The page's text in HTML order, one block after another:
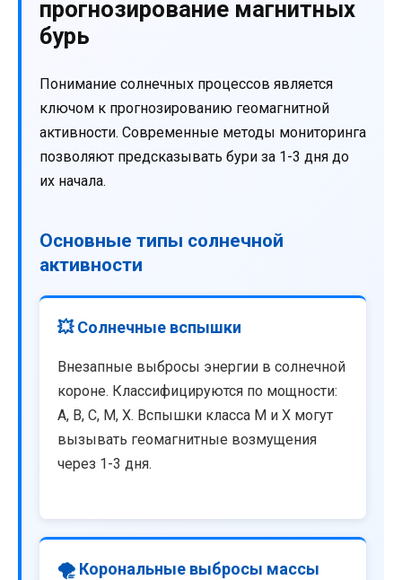
прогнозирование магнитных
бурь
Понимание солнечных процессов является
ключом к прогнозированию геомагнитной
активности. Современные методы мониторинга
позволяют предсказывать бури за 1-3 дня до
их начала.
Основные типы солнечной
активности
💥 Солнечные вспышки
Внезапные выбросы энергии в солнечной
короне. Классифицируются по мощности:
A, B, C, M, X. Вспышки класса M и X могут
вызывать геомагнитные возмущения
через 1-3 дня.
🌪️ Корональные выбросы массы